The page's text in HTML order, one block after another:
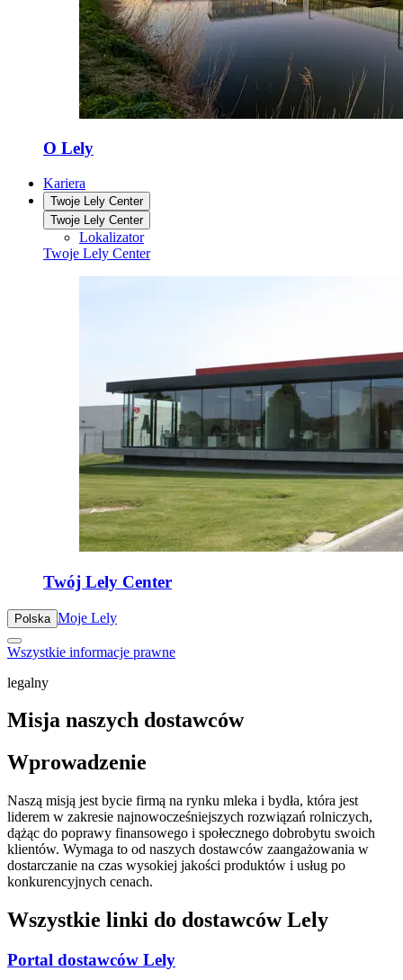
O Lely
Kariera
Twoje Lely Center
Twoje Lely Center
Lokalizator
Twoje Lely Center
Twój Lely Center
Polska Moje Lely
Wszystkie informacje prawne
legalny
Misja naszych dostawców
Wprowadzenie
Naszą misją jest bycie firmą na rynku mleka i bydła, która jest
liderem w zakresie najnowocześniejszych rozwiązań rolniczych,
dążąc do poprawy finansowego i społecznego dobrobytu swoich
klientów. Wymaga to od naszych dostawców zaangażowania w
dostarczanie na czas wysokiej jakości produktów i usług po
konkurencyjnych cenach.
Wszystkie linki do dostawców Lely
Portal dostawców Lely